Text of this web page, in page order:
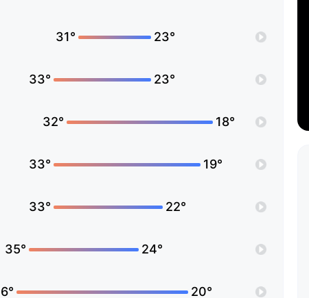
31° 23°
33° 23°
32° 18°
33° 19°
33° 22°
35° 24°
20°